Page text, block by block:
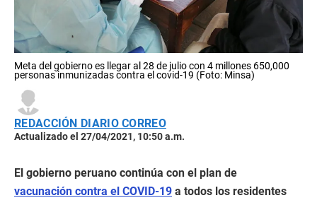
Meta del gobierno es llegar al 28 de julio con 4 millones 650,000
personas inmunizadas contra el covid-19 (Foto: Minsa)
REDACCIÓN DIARIO CORREO
Actualizado el 27/04/2021, 10:50 a.m.
El gobierno peruano continúa con el plan de
vacunación contra el COVID-19 a todos los residentes